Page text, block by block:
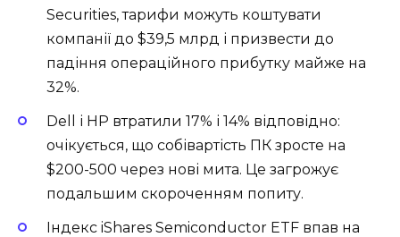
Securities, тарифи можуть коштувати
компанії до $39,5 млрд і призвести до
падіння операційного прибутку майже на
32%.
Dell і HP втратили 17% і 14% відповідно:
очікується, що собівартість ПК зросте на
$200-500 через нові мита. Це загрожує
подальшим скороченням попиту.
Індекс iShares Semiconductor ETF впав на